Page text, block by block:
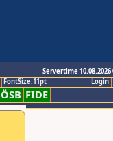
Servertime 10.08.2026
Login
FontSize:11pt
ÖSB FIDE